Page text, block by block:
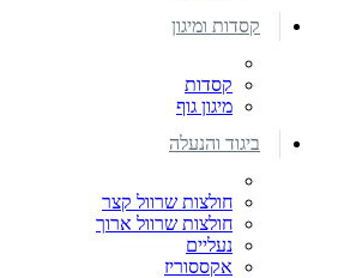
קסדות ומיגון
קסדות
מיגון גוף
ביגוד והנעלה
חולצות שרוול קצר
חולצות שרוול ארוך
נעליים
אקססוריז